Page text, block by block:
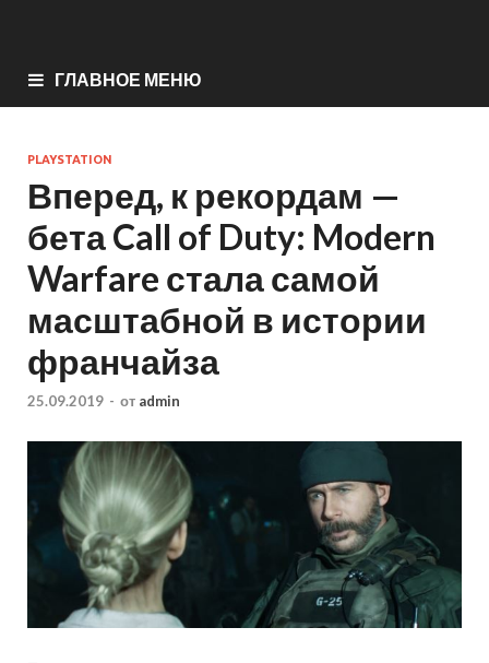
ГЛАВНОЕ МЕНЮ
PLAYSTATION
Вперед, к рекордам —
бета Call of Duty: Modern
Warfare стала самой
масштабной в истории
франчайза
25.09.2019 - от admin